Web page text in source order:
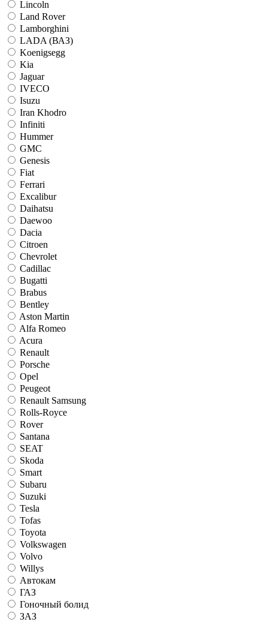
Lincoln
Land Rover
Lamborghini
LADA (ВАЗ)
Koenigsegg
Kia
Jaguar
IVECO
Isuzu
Iran Khodro
Infiniti
Hummer
GMC
Genesis
Fiat
Ferrari
Excalibur
Daihatsu
Daewoo
Dacia
Citroen
Chevrolet
Cadillac
Bugatti
Brabus
Bentley
Aston Martin
Alfa Romeo
Acura
Renault
Porsche
Opel
Peugeot
Renault Samsung
Rolls-Royce
Rover
Santana
SEAT
Skoda
Smart
Subaru
Suzuki
Tesla
Tofas
Toyota
Volkswagen
Volvo
Willys
Автокам
ГАЗ
Гоночный болид
ЗАЗ